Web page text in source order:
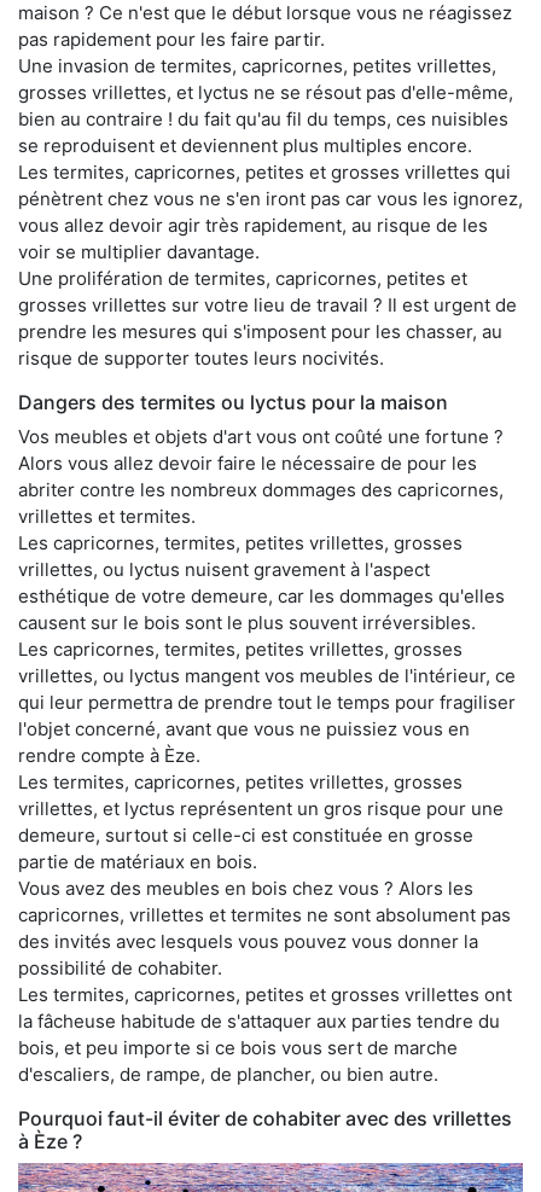
maison ? Ce n'est que le début lorsque vous ne réagissez
pas rapidement pour les faire partir.
Une invasion de termites, capricornes, petites vrillettes,
grosses vrillettes, et lyctus ne se résout pas d'elle-même,
bien au contraire ! du fait qu'au fil du temps, ces nuisibles
se reproduisent et deviennent plus multiples encore.
Les termites, capricornes, petites et grosses vrillettes qui
pénètrent chez vous ne s'en iront pas car vous les ignorez,
vous allez devoir agir très rapidement, au risque de les
voir se multiplier davantage.
Une prolifération de termites, capricornes, petites et
grosses vrillettes sur votre lieu de travail ? Il est urgent de
prendre les mesures qui s'imposent pour les chasser, au
risque de supporter toutes leurs nocivités.
Dangers des termites ou lyctus pour la maison
Vos meubles et objets d'art vous ont coûté une fortune ?
Alors vous allez devoir faire le nécessaire de pour les
abriter contre les nombreux dommages des capricornes,
vrillettes et termites.
Les capricornes, termites, petites vrillettes, grosses
vrillettes, ou lyctus nuisent gravement à l'aspect
esthétique de votre demeure, car les dommages qu'elles
causent sur le bois sont le plus souvent irréversibles.
Les capricornes, termites, petites vrillettes, grosses
vrillettes, ou lyctus mangent vos meubles de l'intérieur, ce
qui leur permettra de prendre tout le temps pour fragiliser
l'objet concerné, avant que vous ne puissiez vous en
rendre compte à Èze.
Les termites, capricornes, petites vrillettes, grosses
vrillettes, et lyctus représentent un gros risque pour une
demeure, surtout si celle-ci est constituée en grosse
partie de matériaux en bois.
Vous avez des meubles en bois chez vous ? Alors les
capricornes, vrillettes et termites ne sont absolument pas
des invités avec lesquels vous pouvez vous donner la
possibilité de cohabiter.
Les termites, capricornes, petites et grosses vrillettes ont
la fâcheuse habitude de s'attaquer aux parties tendre du
bois, et peu importe si ce bois vous sert de marche
d'escaliers, de rampe, de plancher, ou bien autre.
Pourquoi faut-il éviter de cohabiter avec des vrillettes
à Èze ?